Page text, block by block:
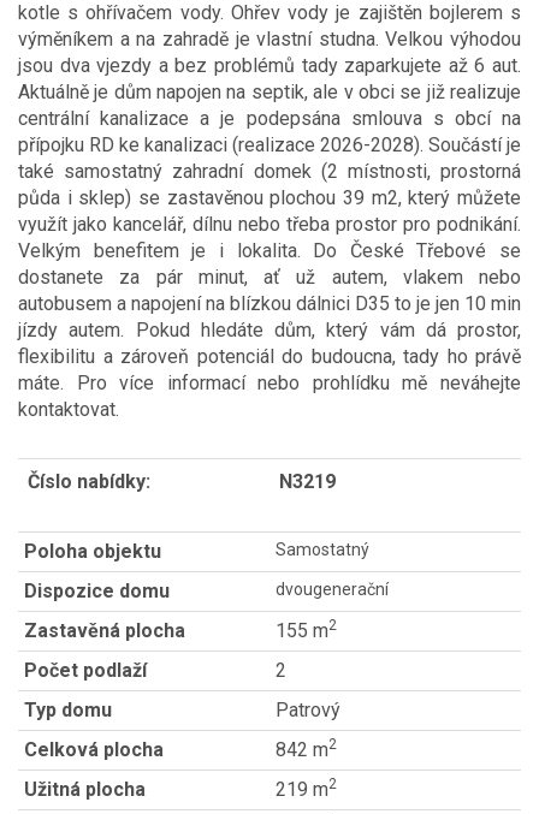
kotle s ohřívačem vody. Ohřev vody je zajištěn bojlerem s
výměníkem a na zahradě je vlastní studna. Velkou výhodou
jsou dva vjezdy a bez problémů tady zaparkujete až 6 aut.
Aktuálně je dům napojen na septik, ale v obci se již realizuje
centrální kanalizace a je podepsána smlouva s obcí na
přípojku RD ke kanalizaci (realizace 2026-2028). Součástí je
také samostatný zahradní domek (2 místnosti, prostorná
půda i sklep) se zastavěnou plochou 39 m2, který můžete
využít jako kancelář, dílnu nebo třeba prostor pro podnikání.
Velkým benefitem je i lokalita. Do České Třebové se
dostanete za pár minut, ať už autem, vlakem nebo
autobusem a napojení na blízkou dálnici D35 to je jen 10 min
jízdy autem. Pokud hledáte dům, který vám dá prostor,
flexibilitu a zároveň potenciál do budoucna, tady ho právě
máte. Pro více informací nebo prohlídku mě neváhejte
kontaktovat.
Číslo nabídky: N3219
Poloha objektu Samostatný
Dispozice domu dvougenerační
Zastavěná plocha 155 m2
Počet podlaží
2
Typ domu
Patrový
Celková plocha
842 m2
Užitná plocha 219 m2